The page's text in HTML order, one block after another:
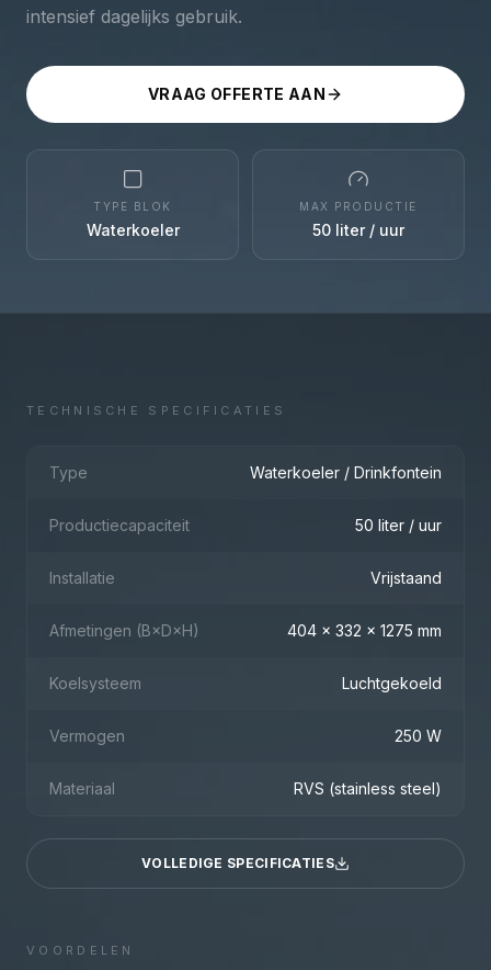
intensief dagelijks gebruik.
VRAAG OFFERTE AAN
TYPE BLOK
Waterkoeler
MAX PRODUCTIE
50 liter / uur
TECHNISCHE SPECIFICATIES
Type Waterkoeler / Drinkfontein
Productiecapaciteit 50 liter / uur
Installatie Vrijstaand
Afmetingen (B×D×H) 404 x 332 x 1275 mm
Koelsysteem Luchtgekoeld
Vermogen 250 W
Materiaal RVS (stainless steel)
VOLLEDIGE SPECIFICATIES
VOORDELEN